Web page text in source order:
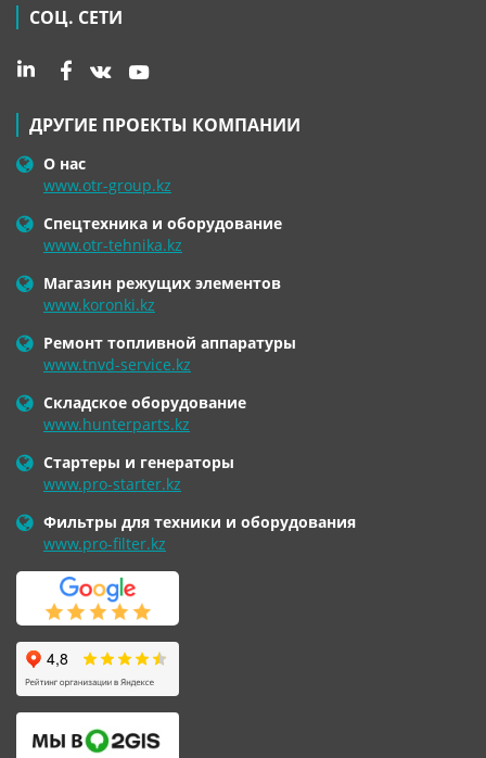
СОЦ. СЕТИ
ДРУГИЕ ПРОЕКТЫ КОМПАНИИ
О нас
www.otr-group.kz
Спецтехника и оборудование
www.otr-tehnika.kz
Магазин режущих элементов
www.koronki.kz
Ремонт топливной аппаратуры
www.tnvd-service.kz
Складское оборудование
www.hunterparts.kz
Стартеры и генераторы
www.pro-starter.kz
Фильтры для техники и оборудования
www.pro-filter.kz